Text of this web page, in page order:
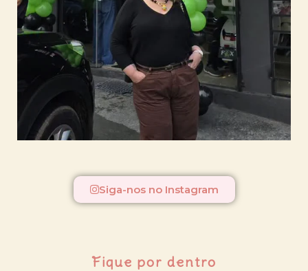
Siga-nos no Instagram
Fique por dentro